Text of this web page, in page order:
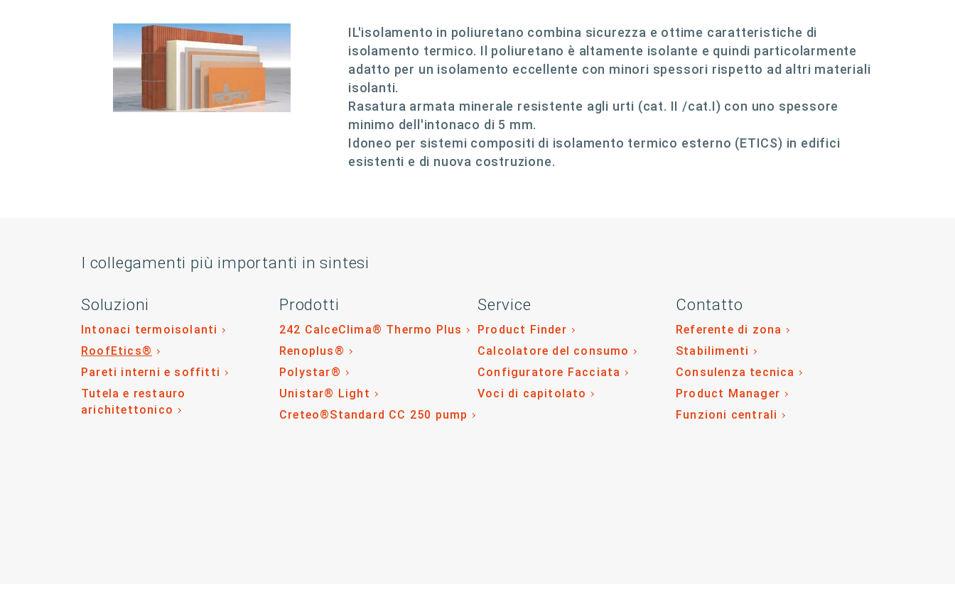
IL'isolamento in poliuretano combina sicurezza e ottime caratteristiche di
isolamento termico. Il poliuretano è altamente isolante e quindi particolarmente
adatto per un isolamento eccellente con minori spessori rispetto ad altri materiali
isolanti.
Rasatura armata minerale resistente agli urti (cat. II /cat.I) con uno spessore
minimo dell'intonaco di 5 mm.
Idoneo per sistemi compositi di isolamento termico esterno (ETICS) in edifici
esistenti e di nuova costruzione.
I collegamenti più importanti in sintesi
Soluzioni
Intonaci termoisolanti
RoofEtics®
Pareti interni e soffitti
Tutela e restauro
arichitettonico
Prodotti
242 CalceClima® Thermo Plus
Renoplus®
Polystar®
Unistar® Light
Creteo®Standard CC 250 pump
Service
Product Finder
Calcolatore del consumo
Configuratore Facciata
Voci di capitolato
Contatto
Referente di zona
Stabilimenti
Consulenza tecnica
Product Manager
Funzioni centrali